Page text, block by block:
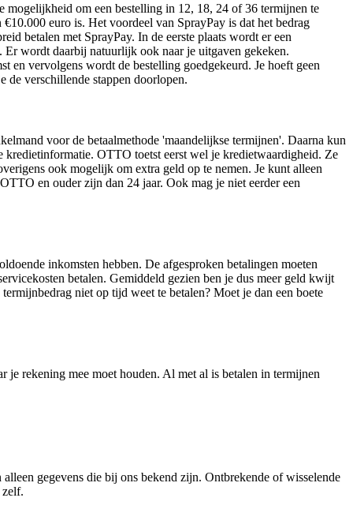
mogelijkheid om een bestelling in 12, 18, 24 of 36 termijnen te
euro is. Het voordeel van SprayPay is dat het bedrag
betalen met SprayPay. In de eerste plaats wordt er een
Er wordt daarbij natuurlijk ook naar je uitgaven gekeken.
vervolgens wordt de bestelling goedgekeurd. Je hoeft geen
de verschillende stappen doorlopen.
voor de betaalmethode 'maandelijkse termijnen'. Daarna kun
OTTO toetst eerst wel je kredietwaardigheid. Ze
ook mogelijk om extra geld op te nemen. Je kunt alleen
en ouder zijn dan 24 jaar. Ook mag je niet eerder een
inkomsten hebben. De afgesproken betalingen moeten
betalen. Gemiddeld gezien ben je dus meer geld kwijt
niet op tijd weet te betalen? Moet je dan een boete
je rekening mee moet houden. Al met al is betalen in termijnen
gegevens die bij ons bekend zijn. Ontbrekende of wisselende